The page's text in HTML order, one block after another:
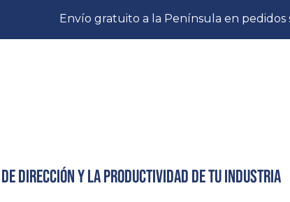
Envío gratuito a la Península en pedidos
dirección y la productividad de tu industria